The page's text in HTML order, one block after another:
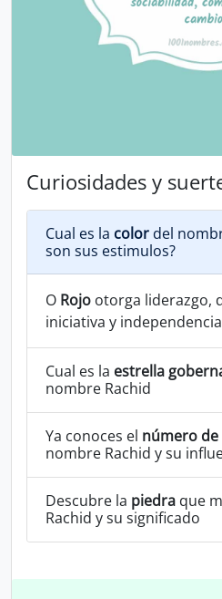
Curiosidades y
Cual es la color del
son sus estimulos?
O Rojo otorga liderazgo,
iniciativa y
Cual es la estrella
nombre Rachid
Ya conoces el número
nombre Rachid y su
Descubre la piedra que
Rachid y su significado